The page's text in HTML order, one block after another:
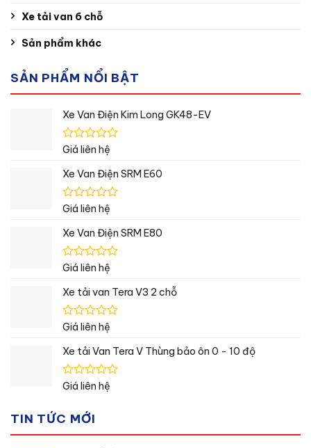
Xe tải van 6 chỗ
Sản phẩm khác
SẢN PHẨM NỔI BẬT
Xe Van Điện Kim Long GK48-EV
Được
hạng
5
sao
Giá liên hệ
Xe Van Điện SRM E60
Được
hạng
5
sao
Giá liên hệ
Xe Van Điện SRM E80
Được
hạng
5
sao
Giá liên hệ
Xe tải van Tera V3 2 chỗ
Được
hạng
5
sao
Giá liên hệ
Xe tải Van Tera V Thùng bảo ôn 0 - 10 độ
Được
0
Giá liên hệ
TIN TỨC MỚI